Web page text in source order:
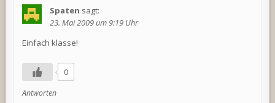
Spaten sagt:
23. Mai 2009 um 9:19 Uhr
Einfach klasse!
0
Antworten